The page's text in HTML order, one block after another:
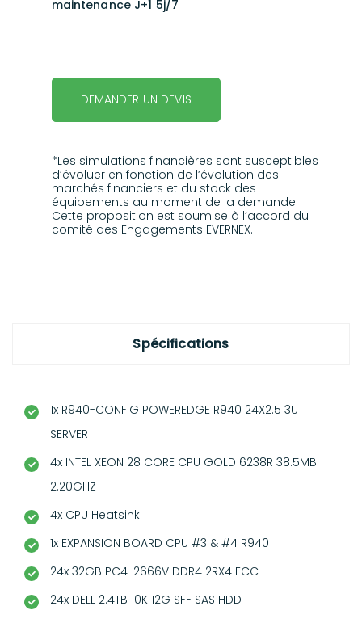
maintenance J+1 5j/7
DEMANDER UN DEVIS
*Les simulations financières sont susceptibles
d’évoluer en fonction de l’évolution des
marchés financiers et du stock des
équipements au moment de la demande.
Cette proposition est soumise à l’accord du
comité des Engagements EVERNEX.
Spécifications
1x R940-CONFIG POWEREDGE R940 24X2.5 3U
SERVER
4x INTEL XEON 28 CORE CPU GOLD 6238R 38.5MB
2.20GHZ
4x CPU Heatsink
1x EXPANSION BOARD CPU #3 & #4 R940
24x 32GB PC4-2666V DDR4 2RX4 ECC
24x DELL 2.4TB 10K 12G SFF SAS HDD